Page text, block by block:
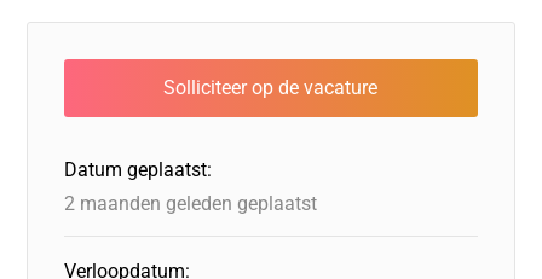
Datum geplaatst:
2 maanden geleden geplaatst
Verloopdatum: